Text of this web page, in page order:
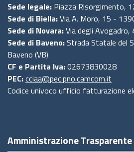
Sede legale: Piazza Risorgimento,
Sede di Biella:Via A. Moro, 15 -
Sede di Novara:Via degli
Sede di Baveno:Strada Statale del
Baveno (VB)
CF e Partita Iva:02673830028
PEC:cciaa@pec.pno.camcom.it
Codice univoco ufficio fatturazione
Amministrazione Trasparente